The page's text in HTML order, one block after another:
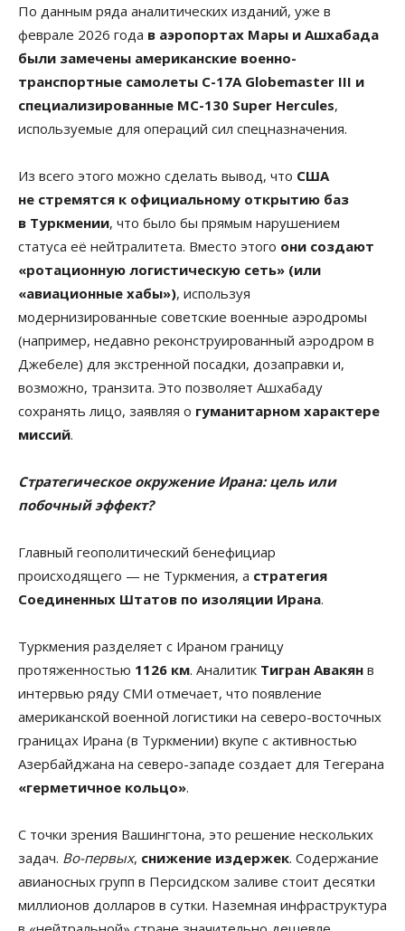
По данным ряда аналитических изданий, уже в
феврале 2026 года в аэропортах Мары и Ашхабада
были замечены американские военно-
транспортные самолеты C-17A Globemaster III и
специализированные MC-130 Super Hercules,
используемые для операций сил спецназначения.
Из всего этого можно сделать вывод, что США
не стремятся к официальному открытию баз
в Туркмении, что было бы прямым нарушением
статуса её нейтралитета. Вместо этого они создают
«ротационную логистическую сеть» (или
«авиационные хабы»), используя
модернизированные советские военные аэродромы
(например, недавно реконструированный аэродром в
Джебеле) для экстренной посадки, дозаправки и,
возможно, транзита. Это позволяет Ашхабаду
сохранять лицо, заявляя о гуманитарном характере
миссий.
Стратегическое окружение Ирана: цель или
побочный эффект?
Главный геополитический бенефициар
происходящего — не Туркмения, а стратегия
Соединенных Штатов по изоляции Ирана.
Туркмения разделяет с Ираном границу
протяженностью 1126 км. Аналитик Тигран Авакян в
интервью ряду СМИ отмечает, что появление
американской военной логистики на северо-восточных
границах Ирана (в Туркмении) вкупе с активностью
Азербайджана на северо-западе создает для Тегерана
«герметичное кольцо».
С точки зрения Вашингтона, это решение нескольких
задач. Во-первых, снижение издержек. Содержание
авианосных групп в Персидском заливе стоит десятки
миллионов долларов в сутки. Наземная инфраструктура